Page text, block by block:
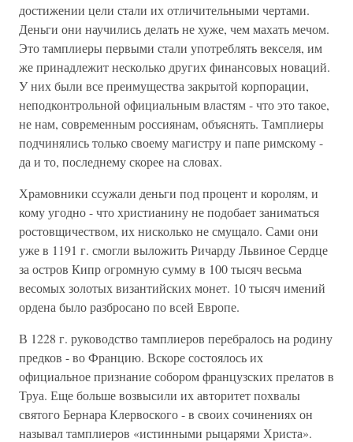
достижении цели стали их отличительными чертами.
Деньги они научились делать не хуже, чем махать мечом.
Это тамплиеры первыми стали употреблять векселя, им
же принадлежит несколько других финансовых новаций.
У них были все преимущества закрытой корпорации,
неподконтрольной официальным властям - что это такое,
не нам, современным россиянам, объяснять. Тамплиеры
подчинялись только своему магистру и папе римскому -
да и то, последнему скорее на словах.
Храмовники ссужали деньги под процент и королям, и
кому угодно - что христианину не подобает заниматься
ростовщичеством, их нисколько не смущало. Сами они
уже в 1191 г. смогли выложить Ричарду Львиное Сердце
за остров Кипр огромную сумму в 100 тысяч весьма
весомых золотых византийских монет. 10 тысяч имений
ордена было разбросано по всей Европе.
В 1228 г. руководство тамплиеров перебралось на родину
предков - во Францию. Вскоре состоялось их
официальное признание собором французских прелатов в
Труа. Еще больше возвысили их авторитет похвалы
святого Бернара Клервоского - в своих сочинениях он
называл тамплиеров «истинными рыцарями Христа».